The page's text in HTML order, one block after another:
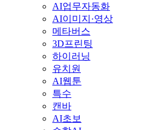
AI업무자동화
AI이미지·영상
메타버스
3D프린팅
하이러닝
유치원
AI웹툰
특수
캔바
AI초보